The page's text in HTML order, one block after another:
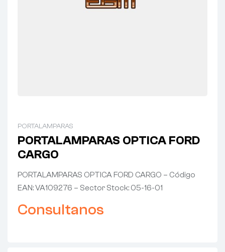
PORTALAMPARAS
PORTALAMPARAS OPTICA FORD
CARGO
PORTALAMPARAS OPTICA FORD CARGO – Código
EAN: VA109276 – Sector Stock: 05-16-01
Consultanos